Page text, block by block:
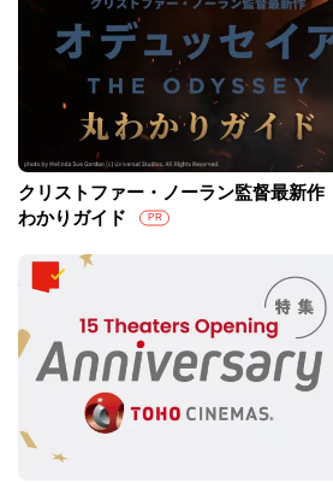
クリストファー・ノーラン監督最新作
わかりガイド
PR